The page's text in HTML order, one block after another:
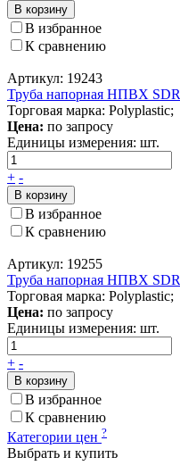
В корзину
В избранное
К сравнению
Артикул: 19243
Труба напорная НПВХ
Торговая марка: Polyplastic;
Цена: по запросу
Единицы измерения: шт.
+ -
В корзину
В избранное
К сравнению
Артикул: 19255
Труба напорная НПВХ
Торговая марка: Polyplastic;
Цена: по запросу
Единицы измерения: шт.
+ -
В корзину
В избранное
К сравнению
Категории цен ?
Выбрать и купить